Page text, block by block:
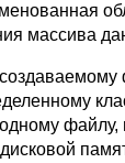
массива
файлу,